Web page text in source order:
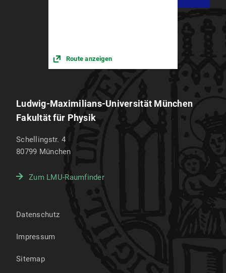
Route anzeigen
Ludwig-Maximilians-Universität München
Fakultät für Physik
Schellingstr. 4
80799 München
Zum LMU-Raumfinder
Datenschutz
Impressum
Sitemap